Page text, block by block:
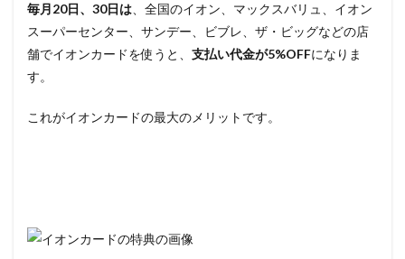
毎月20日、30日は、全国のイオン、マックスバリュ、イオン
スーパーセンター、サンデー、ビブレ、ザ・ビッグなどの店
舗でイオンカードを使うと、 支払い代金が5%OFFになりま
す。
これがイオンカードの最大のメリットです。